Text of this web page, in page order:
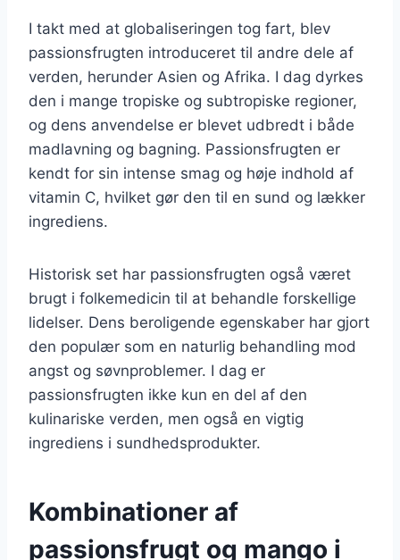
I takt med at globaliseringen tog fart, blev
passionsfrugten introduceret til andre dele af
verden, herunder Asien og Afrika. I dag dyrkes
den i mange tropiske og subtropiske regioner,
og dens anvendelse er blevet udbredt i både
madlavning og bagning. Passionsfrugten er
kendt for sin intense smag og høje indhold af
vitamin C, hvilket gør den til en sund og lækker
ingrediens.
Historisk set har passionsfrugten også været
brugt i folkemedicin til at behandle forskellige
lidelser. Dens beroligende egenskaber har gjort
den populær som en naturlig behandling mod
angst og søvnproblemer. I dag er
passionsfrugten ikke kun en del af den
kulinariske verden, men også en vigtig
ingrediens i sundhedsprodukter.
Kombinationer af
passionsfrugt og mango i